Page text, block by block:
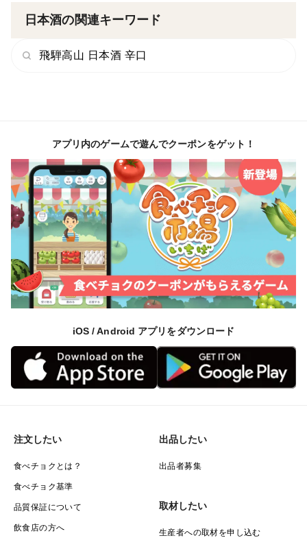
日本酒の関連キーワード
飛騨高山 日本酒 辛口
アプリ内のゲームで遊んでクーポンをゲット！
iOS / Android アプリをダウンロード
注文したい
食べチョクとは？
食べチョク基準
品質保証について
飲食店の方へ
出品したい
出品者募集
取材したい
生産者への取材を申し込む